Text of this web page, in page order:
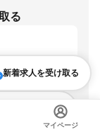
る
報なども配信しま
新着求人を受け取る
マイページ